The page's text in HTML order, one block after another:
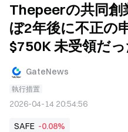
Thepeerの共同創
ぼ2年後に不正の
$750K 未受領だ
GateNews
執行措置
2026-04-14 20:54:56
SAFE -0.08%